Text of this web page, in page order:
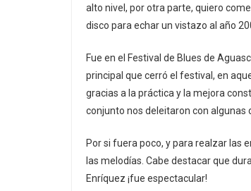
alto nivel, por otra parte, quiero
disco para echar un vistazo al año
Fue en el Festival de Blues de
principal que cerró el festival, en
gracias a la práctica y la mejora
conjunto nos deleitaron con algunas
Por si fuera poco, y para realzar las
las melodías. Cabe destacar que
Enríquez ¡fue espectacular!